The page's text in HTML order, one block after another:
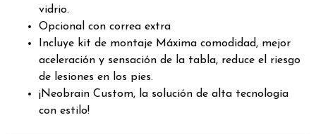
vidrio.
Opcional con correa extra
Incluye kit de montaje Máxima comodidad, mejor
aceleración y sensación de la tabla, reduce el riesgo
de lesiones en los pies.
¡Neobrain Custom, la solución de alta tecnología
con estilo!